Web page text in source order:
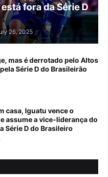
fora da Série D
26, 2025
mas é derrotado pelo Altos
Série D do Brasileirão
casa, Iguatu vence o
assume a vice-liderança do
Série D do Brasileiro